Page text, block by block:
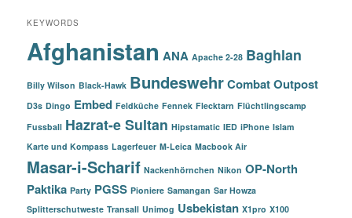
KEYWORDS
Afghanistan ANA Apache 2-28 Baghlan
Billy Wilson Black-Hawk BundeswehrCombat Outpost
D3s Dingo Embed Feldküche Fennek Flecktarn Flüchtlingscamp
Fussball Hazrat-e Sultan Hipstamatic IED iPhone Islam
Karte und Kompass Lagerfeuer M-Leica Macbook Air
Masar-i-Scharif Nackenhörnchen Nikon OP-North
Paktika Party PGSS Pioniere Samangan Sar Howza
Splitterschutweste Transall Unimog Usbekistan X1pro X100